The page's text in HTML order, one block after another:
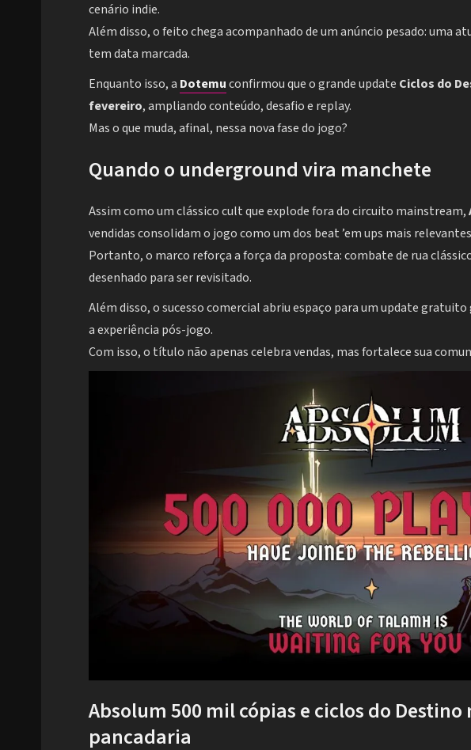
cenário indie.
Além disso, o feito chega acompanhado de um anúncio pesado: uma
tem data marcada.
Enquanto isso, a Dotemuconfirmou que o grande update Ciclos do
fevereiro, ampliando conteúdo, desafio e replay.
Mas o que muda, afinal, nessa nova fase do jogo?
Quando o underground vira manchete
Assim como um clássico cult que explode fora do circuito mainstream,
vendidas consolidam o jogo como um dos beat ’em ups mais
Portanto, o marco reforça a força da proposta: combate de rua
desenhado para ser revisitado.
Além disso, o sucesso comercial abriu espaço para um update
a experiência pós-jogo.
Com isso, o título não apenas celebra vendas, mas fortalece sua
Absolum 500 mil cópias e ciclos do
pancadaria